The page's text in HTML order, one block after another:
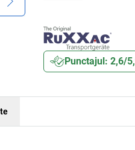
Punctajul: 2,6/